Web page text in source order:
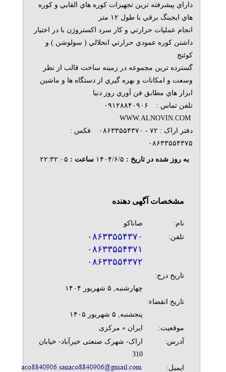
داراي پيشرفته ترين تجهيزات كوره هاي القايي و كوره
هاي ايجينگ برقي با طول ۱۲ متر
انجام عمليات حرارتي و كار سرد اكستروژن با در اختيار
داشتن كوره عمودي حرارتي انحلالي ( سولوشن ) و
كوئنج
گسترده ترين مجموعه در زمينه ساخت قالب از نظر
وسعت و امكانات و بهره گيري از دستگاه ها و ماشين
ابزار هاي مطابق فن آوري روز دنيا
WWW.ALNOVIN.COM
دفتر اراک : ۷۲ - ۰۸۶۳۳۵۵۴۳۷۰ فکس :
۰۸۶۳۳۵۵۴۳۷۵
به روز شده در تاریخ : ۱۴۰۴/۶/۵ ساعت : ۲۲:۳۲:۰۵
مشخصات آگهی دهنده
نام:
صاناکو
تلفن:
۰۸۶۳۳۵۵۴۳۷۰
۰۸۶۳۳۵۵۴۳۷۱
۰۸۶۳۳۵۵۴۳۷۲
تاریخ درج:
چهارشنبه, ۵ شهريور ۱۴۰۴
تاریخ انقضاء:
پنجشنبه, ۵ شهريور ۱۴۰۵
موقعیت:
ایران » مرکزی
آدرس:
اراک- شهرک صنعتی خیرآباد- خیابان
310
ایمیل: